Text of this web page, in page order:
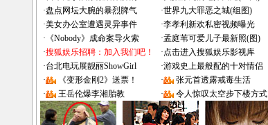
·盘点网坛大腕的暴烈脾气 ·世界九大罪恶之城(组图)
·美女办公室遭遇灵异事件 ·李孝利新欢私密视频曝光
· 《Nobody》成命案导火索 ·孟庭苇可爱儿子最新照(图)
·搜狐娱乐招聘：加入我们吧！ ·点击进入搜狐娱乐影视库
·台北电玩展靓丽ShowGirl ·游戏史上最般配的十对情侣
·
《变形金刚2》送票！ ·
张元首透露戒毒生活
·
王岳伦爆李湘胎教 · 令人惊叹太空步下楼方式